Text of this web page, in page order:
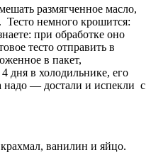
размягченное масло,
Тесто немного крошится:
при обработке оно
тесто отправить в
в пакет,
дня в холодильнике, его
надо — достали и испекли с
ванилин и яйцо.